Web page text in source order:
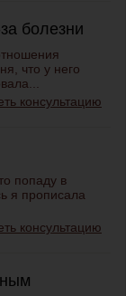
болезни
что у него
консультацию
попаду в
я прописала
консультацию